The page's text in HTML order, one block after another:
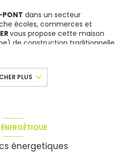
PONT dans un secteur
écoles, commerces et
vous propose cette maison
de construction traditionnelle
piscinable. Elle se compose au
1 espace de vie de 37m²
1 WC et 1 garage
vitrage PVC, poêle à bois,
sanitaire, tout à l'égout, eau de
à l'extérieur. Bon état
prévoir). Taxe foncière : 1086
PLUS
énergetiques